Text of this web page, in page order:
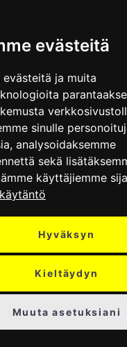
evästeitä
evästeitä ja muita
sinulle
analysoidaksemme
sekä
käyttäjiemme
Hyväksyn
Kieltäydyn
Muuta asetuksiani